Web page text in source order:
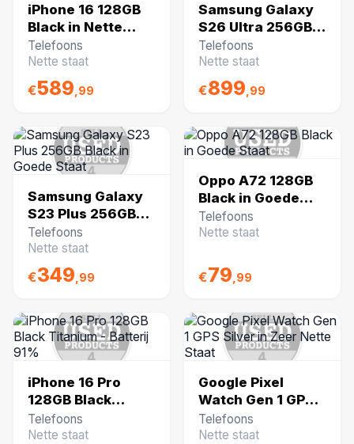
iPhone 16 128GB
Black in Nette
Staat - Batterij
99%
Telefoons
Nette staat
€589 ,99
Samsung Galaxy
S26 Ultra 256GB
Sky Blue Nieuw in
Seal
Telefoons
Nette staat
€899 ,99
Samsung Galaxy
S23 Plus 256GB
Black in Goede
Staat
Telefoons
Nette staat
€349 ,99
Oppo A72 128GB
Black in Goede
Staat
Telefoons
Nette staat
€79 ,99
iPhone 16 Pro
128GB Black
Titanium - Batterij
91%
Telefoons
Nette staat
Google Pixel
Watch Gen 1 GPS
Silver in Zeer
Nette Staat
Telefoons
Nette staat